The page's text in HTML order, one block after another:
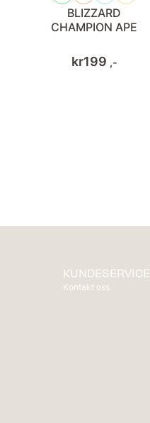
BLIZZARD
CHAMPION APE
kr199 ,-
KUNDESERVICE
Kontakt oss